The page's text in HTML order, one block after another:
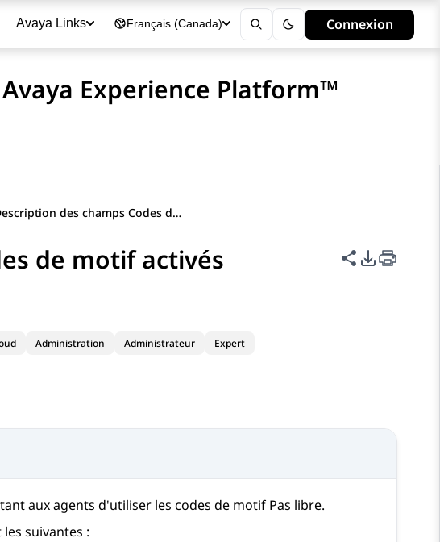
Avaya Links Français (Canada) Connexion
Experience Platform™
Description des champs Codes de motif activés
de motif activés Partager
Options
Administration Administrateur Expert
aux agents d'utiliser les codes de motif Pas libre.
suivantes :